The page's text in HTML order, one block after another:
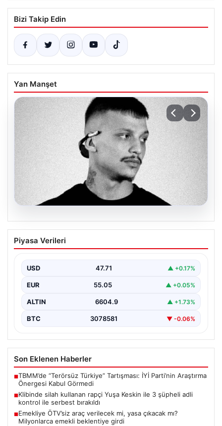
Bizi Takip Edin
Yan Manşet
06.08.2026
Klibinde silah kullanan rapçi Yuşa
Keskin ile 3 şüpheli adli kontrol ile
Piyasa Verileri
USD 47.71 ▲ +0.17%
EUR 55.05 ▲ +0.05%
ALTIN 6604.9 ▲ +1.73%
BTC 3078581 ▼ -0.06%
Son Eklenen Haberler
■TBMM’de “Terörsüz Türkiye” Tartışması: İYİ Parti’nin Araştırma
Önergesi Kabul Görmedi
■Klibinde silah kullanan rapçi Yuşa Keskin ile 3 şüpheli adli
kontrol ile serbest bırakıldı
■Emekliye ÖTV’siz araç verilecek mi, yasa çıkacak mı?
Milyonlarca emekli beklentiye girdi